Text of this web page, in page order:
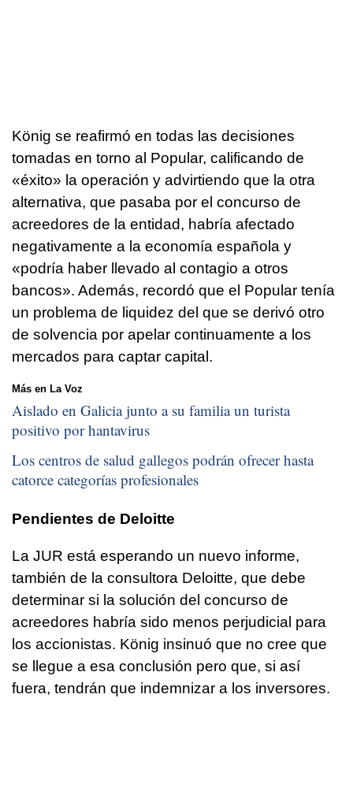
König se reafirmó en todas las decisiones
tomadas en torno al Popular, calificando de
«éxito» la operación y advirtiendo que la otra
alternativa, que pasaba por el concurso de
acreedores de la entidad, habría afectado
negativamente a la economía española y
«podría haber llevado al contagio a otros
bancos». Además, recordó que el Popular tenía
un problema de liquidez del que se derivó otro
de solvencia por apelar continuamente a los
mercados para captar capital.
Más en La Voz
Aislado en Galicia junto a su familia un turista
positivo por hantavirus
Los centros de salud gallegos podrán ofrecer hasta
catorce categorías profesionales
Pendientes de Deloitte
La JUR está esperando un nuevo informe,
también de la consultora Deloitte, que debe
determinar si la solución del concurso de
acreedores habría sido menos perjudicial para
los accionistas. König insinuó que no cree que
se llegue a esa conclusión pero que, si así
fuera, tendrán que indemnizar a los inversores.